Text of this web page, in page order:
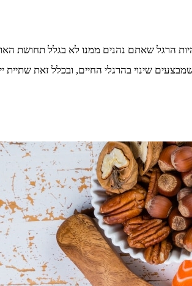
הרגל שאתם נהנים ממנו לא בגלל תחושת
שינוי בהרגלי החיים, ובכלל זאת שתיית